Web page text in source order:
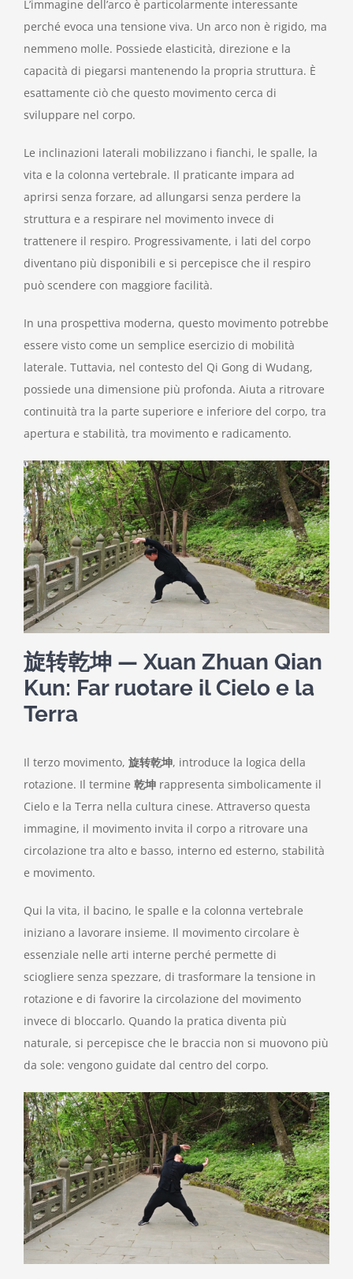
L’immagine dell’arco è particolarmente interessante
perché evoca una tensione viva. Un arco non è rigido, ma
nemmeno molle. Possiede elasticità, direzione e la
capacità di piegarsi mantenendo la propria struttura. È
esattamente ciò che questo movimento cerca di
sviluppare nel corpo.
Le inclinazioni laterali mobilizzano i fianchi, le spalle, la
vita e la colonna vertebrale. Il praticante impara ad
aprirsi senza forzare, ad allungarsi senza perdere la
struttura e a respirare nel movimento invece di
trattenere il respiro. Progressivamente, i lati del corpo
diventano più disponibili e si percepisce che il respiro
può scendere con maggiore facilità.
In una prospettiva moderna, questo movimento potrebbe
essere visto come un semplice esercizio di mobilità
laterale. Tuttavia, nel contesto del Qi Gong di Wudang,
possiede una dimensione più profonda. Aiuta a ritrovare
continuità tra la parte superiore e inferiore del corpo, tra
apertura e stabilità, tra movimento e radicamento.
旋转乾坤 — Xuan Zhuan Qian
Kun: Far ruotare il Cielo e la
Terra
Il terzo movimento, 旋转乾坤, introduce la logica della
rotazione. Il termine 乾坤rappresenta simbolicamente il
Cielo e la Terra nella cultura cinese. Attraverso questa
immagine, il movimento invita il corpo a ritrovare una
circolazione tra alto e basso, interno ed esterno, stabilità
e movimento.
Qui la vita, il bacino, le spalle e la colonna vertebrale
iniziano a lavorare insieme. Il movimento circolare è
essenziale nelle arti interne perché permette di
sciogliere senza spezzare, di trasformare la tensione in
rotazione e di favorire la circolazione del movimento
invece di bloccarlo. Quando la pratica diventa più
naturale, si percepisce che le braccia non si muovono più
da sole: vengono guidate dal centro del corpo.